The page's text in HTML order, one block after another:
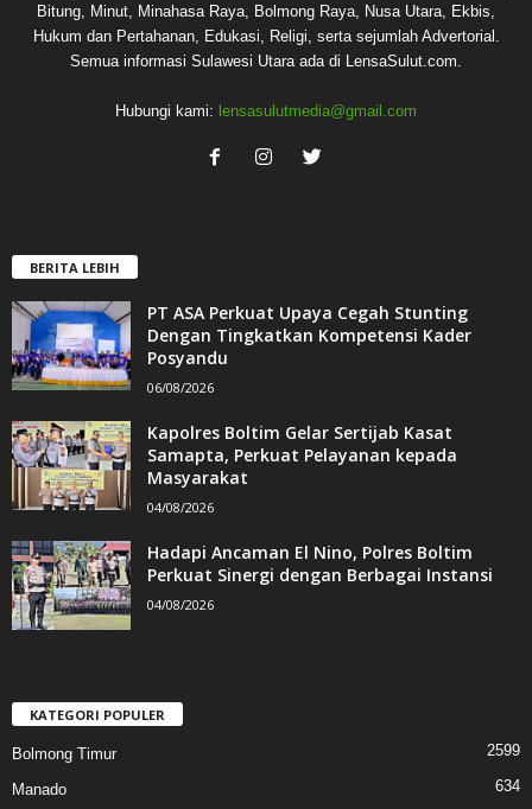
Bitung, Minut, Minahasa Raya, Bolmong Raya, Nusa Utara, Ekbis,
Hukum dan Pertahanan, Edukasi, Religi, serta sejumlah Advertorial.
Semua informasi Sulawesi Utara ada di LensaSulut.com.
Hubungi kami: lensasulutmedia@gmail.com
BERITA LEBIH
PT ASA Perkuat Upaya Cegah Stunting
Dengan Tingkatkan Kompetensi Kader
Posyandu
06/08/2026
Kapolres Boltim Gelar Sertijab Kasat
Samapta, Perkuat Pelayanan kepada
Masyarakat
04/08/2026
Hadapi Ancaman El Nino, Polres Boltim
Perkuat Sinergi dengan Berbagai Instansi
04/08/2026
KATEGORI POPULER
Bolmong Timur 2599
Manado 634